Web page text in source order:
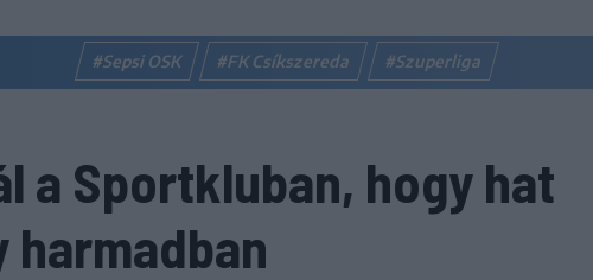
#Sepsi OSK #FK Csíkszereda #Szuperliga
a Sportkluban, hogy hat
harmadban